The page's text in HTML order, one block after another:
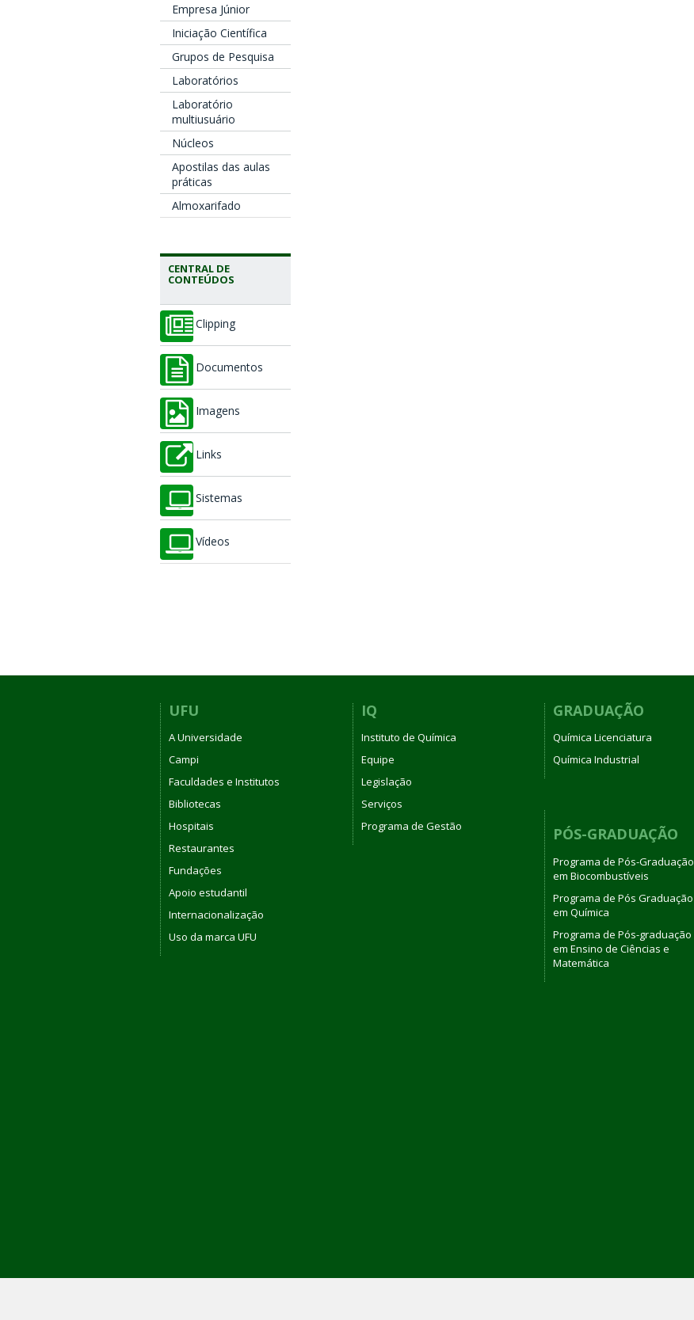
Empresa Júnior
Iniciação Científica
Grupos de Pesquisa
Laboratórios
Laboratório
multiusuário
Núcleos
Apostilas das aulas
práticas
Almoxarifado
CENTRAL DE
CONTEÚDOS
Clipping
Documentos
Imagens
Links
Sistemas
Vídeos
UFU
A Universidade
Campi
Faculdades e Institutos
Bibliotecas
Hospitais
Restaurantes
Fundações
Apoio estudantil
Internacionalização
Uso da marca UFU
IQ
Instituto de Química
Equipe
Legislação
Serviços
Programa de Gestão
GRADUAÇÃO
Química Licenciatura
Química Industrial
PÓS-GRADUAÇÃO
Programa de Pós-Graduação
em Biocombustíveis
Programa de Pós Graduação
em Química
Programa de Pós-graduação
em Ensino de Ciências e
Matemática